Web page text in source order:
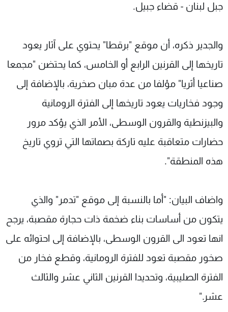
جبل لبنان - قضاء جبيل.
والجدير ذكره، أن موقع "برقطا" يحتوي على آثار يعود
تاريخها إلى القرنين الرابع أو الخامس، كما يحتضن "مجمعا
صناعيا أثريا" مؤلفا من عدة مبان صخرية، بالإضافة إلى
وجود فخاريات يعود تاريخها إلى الفترة الرومانية
والبيزنطية والقرون الوسطى، الأمر الذي يؤكد مرور
حضارات متعاقبة عليه تاركة بصماتها التي تروي تاريخ
هذه المنطقة".
واضاف البيان: "أما بالنسبة إلى موقع "تدمر" والذي
يتكون من أساسات بناء ضخمة ذات حجارة مقصبة، يرجح
انها تعود الى القرون الوسطى، بالإضافة إلى احتوائه على
صخور مقصبة تعود للفترة الرومانية، وقطع فخار من
الفترة الصليبية، وتحديدا القرنين الثاني عشر والثالث
عشر."